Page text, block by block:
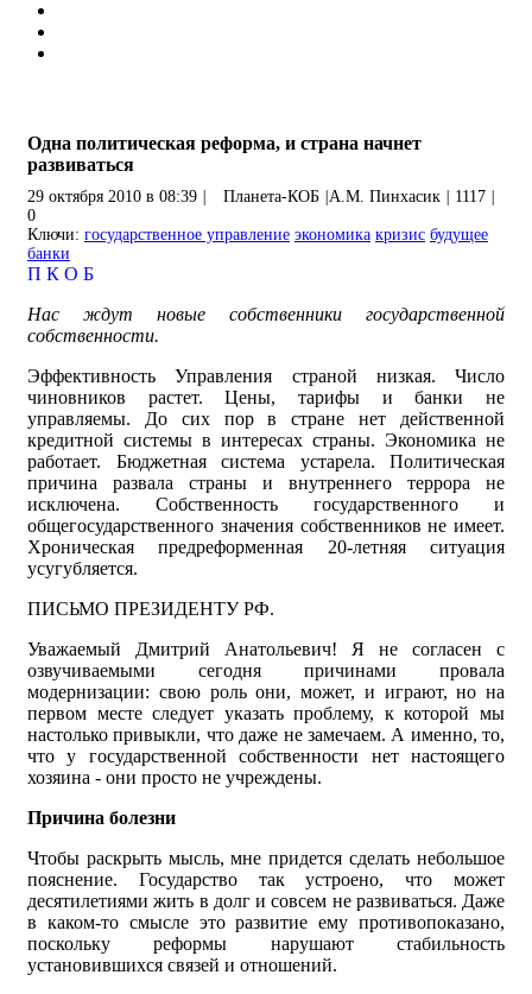
Одна политическая реформа, и страна начнет
развиваться
29 октября 2010 в 08:39 Планета-КОБ А.М. Пинхасик 1117
0
Ключи: государственное управление экономика кризис будущее
банки
П К О Б
Нас ждут новые собственники государственной
собственности.
Эффективность Управления страной низкая. Число
чиновников растет. Цены, тарифы и банки не
управляемы. До сих пор в стране нет действенной
кредитной системы в интересах страны. Экономика не
работает. Бюджетная система устарела. Политическая
причина развала страны и внутреннего террора не
исключена. Собственность государственного и
общегосударственного значения собственников не имеет.
Хроническая предреформенная 20-летняя ситуация
усугубляется.
ПИСЬМО ПРЕЗИДЕНТУ РФ.
Уважаемый Дмитрий Анатольевич! Я не согласен с
озвучиваемыми сегодня причинами провала
модернизации: свою роль они, может, и играют, но на
первом месте следует указать проблему, к которой мы
настолько привыкли, что даже не замечаем. А именно, то,
что у государственной собственности нет настоящего
хозяина - они просто не учреждены.
Причина болезни
Чтобы раскрыть мысль, мне придется сделать небольшое
пояснение. Государство так устроено, что может
десятилетиями жить в долг и совсем не развиваться. Даже
в каком-то смысле это развитие ему противопоказано,
поскольку реформы нарушают стабильность
установившихся связей и отношений.